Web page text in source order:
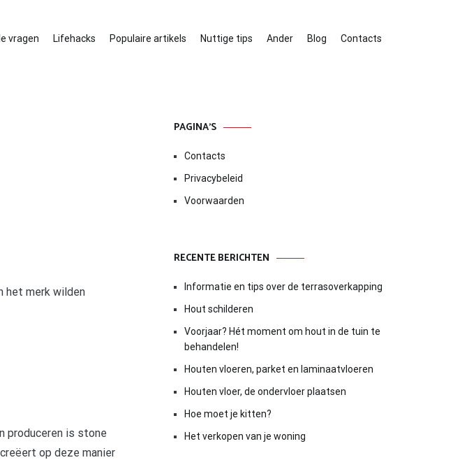
vragen Lifehacks Populaire artikels Nuttige tips Ander Blog Contacts
het merk wilden
produceren is stone
op deze manier
PAGINA’S
Contacts
Privacybeleid
Voorwaarden
RECENTE BERICHTEN
Informatie en tips over de terrasoverkapping
Hout schilderen
Voorjaar? Hét moment om hout in de tuin te
behandelen!
Houten vloeren, parket en laminaatvloeren
Houten vloer, de ondervloer plaatsen
Hoe moet je kitten?
Het verkopen van je woning